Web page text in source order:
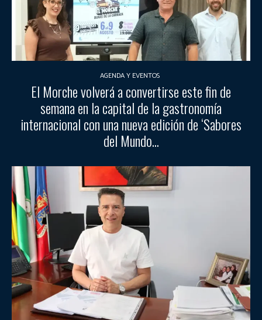
AGENDA Y EVENTOS
El Morche volverá a convertirse este fin de
semana en la capital de la gastronomía
internacional con una nueva edición de ‘Sabores
del Mundo...